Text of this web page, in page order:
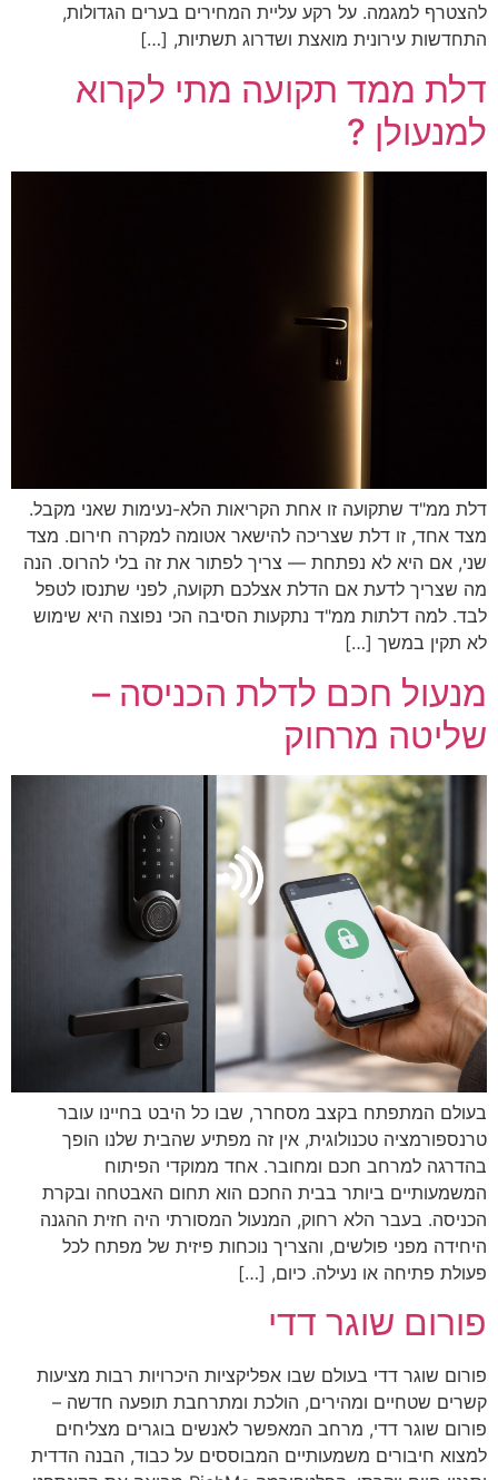
להצטרף למגמה. על רקע עליית המחירים בערים הגדולות,
התחדשות עירונית מואצת ושדרוג תשתיות, […]
דלת ממד תקועה מתי לקרוא
למנעולן ?
דלת ממ"ד שתקועה זו אחת הקריאות הלא-נעימות שאני מקבל.
מצד אחד, זו דלת שצריכה להישאר אטומה למקרה חירום. מצד
שני, אם היא לא נפתחת — צריך לפתור את זה בלי להרוס. הנה
מה שצריך לדעת אם הדלת אצלכם תקועה, לפני שתנסו לטפל
לבד. למה דלתות ממ"ד נתקעות הסיבה הכי נפוצה היא שימוש
לא תקין במשך […]
מנעול חכם לדלת הכניסה –
שליטה מרחוק
בעולם המתפתח בקצב מסחרר, שבו כל היבט בחיינו עובר
טרנספורמציה טכנולוגית, אין זה מפתיע שהבית שלנו הופך
בהדרגה למרחב חכם ומחובר. אחד ממוקדי הפיתוח
המשמעותיים ביותר בבית החכם הוא תחום האבטחה ובקרת
הכניסה. בעבר הלא רחוק, המנעול המסורתי היה חזית ההגנה
היחידה מפני פולשים, והצריך נוכחות פיזית של מפתח לכל
פעולת פתיחה או נעילה. כיום, […]
פורום שוגר דדי
פורום שוגר דדי בעולם שבו אפליקציות היכרויות רבות מציעות
קשרים שטחיים ומהירים, הולכת ומתרחבת תופעה חדשה –
פורום שוגר דדי, מרחב המאפשר לאנשים בוגרים מצליחים
למצוא חיבורים משמעותיים המבוססים על כבוד, הבנה הדדית